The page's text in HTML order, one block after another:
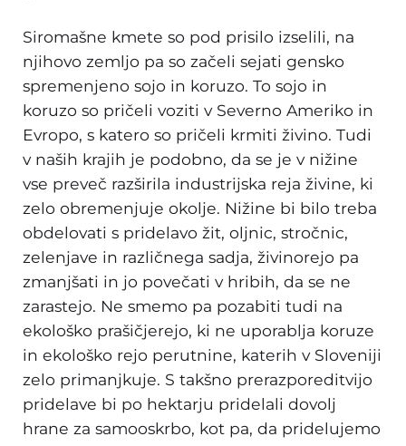
Siromašne kmete so pod prisilo izselili, na
njihovo zemljo pa so začeli sejati gensko
spremenjeno sojo in koruzo. To sojo in
koruzo so pričeli voziti v Severno Ameriko in
Evropo, s katero so pričeli krmiti živino. Tudi
v naših krajih je podobno, da se je v nižine
vse preveč razširila industrijska reja živine, ki
zelo obremenjuje okolje. Nižine bi bilo treba
obdelovati s pridelavo žit, oljnic, stročnic,
zelenjave in različnega sadja, živinorejo pa
zmanjšati in jo povečati v hribih, da se ne
zarastejo. Ne smemo pa pozabiti tudi na
ekološko prašičjerejo, ki ne uporablja koruze
in ekološko rejo perutnine, katerih v Sloveniji
zelo primanjkuje. S takšno prerazporeditvijo
pridelave bi po hektarju pridelali dovolj
hrane za samooskrbo, kot pa, da pridelujemo